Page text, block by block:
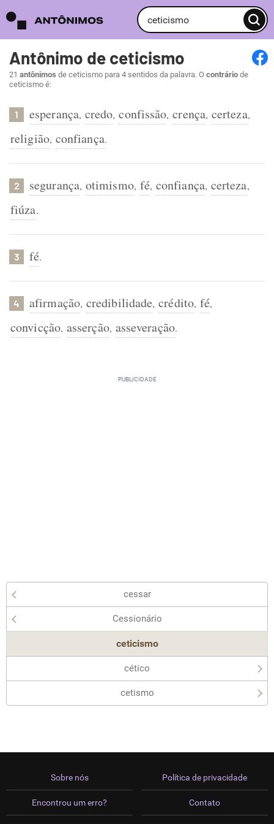
Antônimo de ceticismo
21 antônimos de ceticismo para 4 sentidos da palavra. O contrário de
ceticismo é:
1 esperança, credo, confissão, crença, certeza,
religião, confiança.
2 segurança, otimismo, fé, confiança, certeza,
fiúza.
3 fé.
4 afirmação, credibilidade, crédito, fé,
convicção, asserção, asseveração.
cessar
Cessionário
ceticismo
cético
cetismo
Sobre nós
Encontrou um erro?
Política de privacidade
Contato